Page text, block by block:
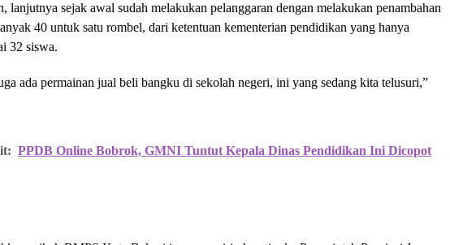
lanjutnya sejak awal sudah melakukan pelanggaran dengan melakukan penambahan
40 untuk satu rombel, dari ketentuan kementerian pendidikan yang hanya
32 siswa.
ada permainan jual beli bangku di sekolah negeri, ini yang sedang kita telusuri,”
PPDB Online Bobrok, GMNI Tuntut Kepala Dinas Pendidikan Ini Dicopot